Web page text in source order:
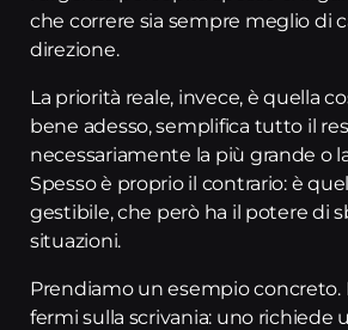
che correre sia sempre meglio di
direzione.
La priorità reale, invece, è quella
bene adesso, semplifica tutto il
necessariamente la più grande o
Spesso è proprio il contrario: è
gestibile, che però ha il potere di
situazioni.
Prendiamo un esempio
fermi sulla scrivania: uno richiede